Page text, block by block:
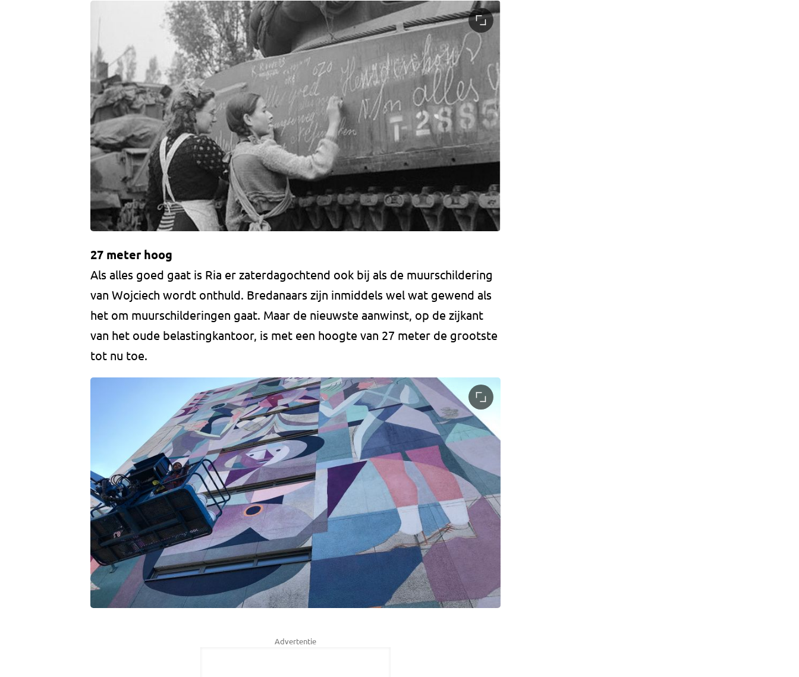
27 meter hoog
Als alles goed gaat is Ria er zaterdagochtend ook bij als de muurschildering
van Wojciech wordt onthuld. Bredanaars zijn inmiddels wel wat gewend als
het om muurschilderingen gaat. Maar de nieuwste aanwinst, op de zijkant
van het oude belastingkantoor, is met een hoogte van 27 meter de grootste
tot nu toe.
Advertentie